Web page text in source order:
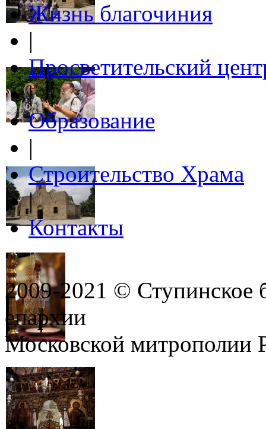
Жизнь благочиния
|
Просветительский
|
Образование
|
Строительство Храма
|
Контакты
2009-2021 © Ступинское
епархии
Московской митрополии